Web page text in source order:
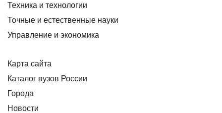
Техника и технологии
Точные и естественные науки
Управление и экономика
Карта сайта
Каталог вузов России
Города
Новости